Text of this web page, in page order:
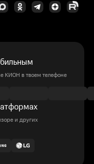
КИОН в твоем телефоне
и других